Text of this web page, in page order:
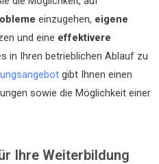
einzugehen, eigene
und eine effektivere
in Ihren betrieblichen Ablauf zu
gibt Ihnen einen
sowie die Möglichkeit einer
Ihre Weiterbildung